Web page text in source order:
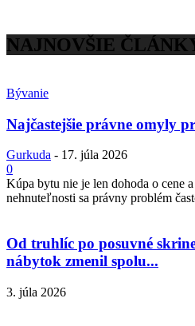
NAJNOVŠIE
Bývanie
Najčastejšie právne omyly
Gurkuda - 17. júla 2026
0
Kúpa bytu nie je len dohoda o cene
nehnuteľnosti sa právny problém
Od truhlíc po posuvné
nábytok zmenil spolu...
3. júla 2026